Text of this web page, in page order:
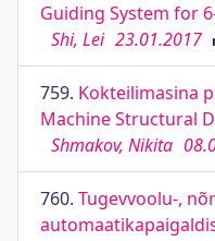
Guiding System for
Shi, Lei 23.01.2017
759. Kokteilimasina
Machine Structural
Shmakov, Nikita
760. Tugevvoolu-,